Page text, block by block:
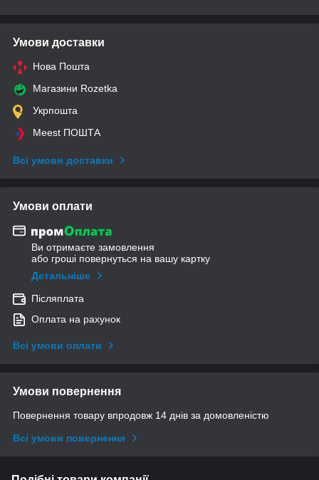
Умови доставки
Нова Пошта
Магазини Rozetka
Укрпошта
Meest ПОШТА
Всі умови доставки
Умови оплати
Ви отримаєте замовлення
або гроші повернуться на вашу картку
Детальніше
Післяплата
Оплата на рахунок
Всі умови оплати
Умови повернення
Повернення товару впродовж 14 днів за домовленістю
Всі умови повернення